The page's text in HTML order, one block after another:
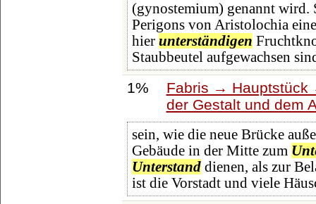
(gynostemium) genannt wird.
Perigons von Aristolochia
hier unterständigen
Staubbeutel aufgewachsen
1%
Fabris → Hauptstück
der Gestalt und dem
sein, wie die neue Brücke
Gebäude in der Mitte zum
Unterstanddienen, als zur
ist die Vorstadt und viele